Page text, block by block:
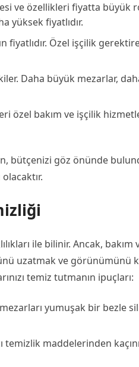
ve özellikleri fiyatta büyük
yüksek fiyatlıdır.
fiyatlıdır. Özel işçilik
Daha büyük mezarlar,
özel bakım ve işçilik
bütçenizi göz önünde
ile bilinir. Ancak, bakım
uzatmak ve görünümünü
temiz tutmanın ipuçları:
yumuşak bir bezle
temizlik maddelerinden